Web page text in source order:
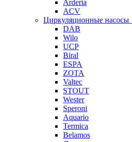
Arderia
ACV
Циркуляционные насосы
DAB
Wilo
UCP
Biral
ESPA
ZOTA
Valtec
STOUT
Wester
Speroni
Aquario
Termica
Belamos